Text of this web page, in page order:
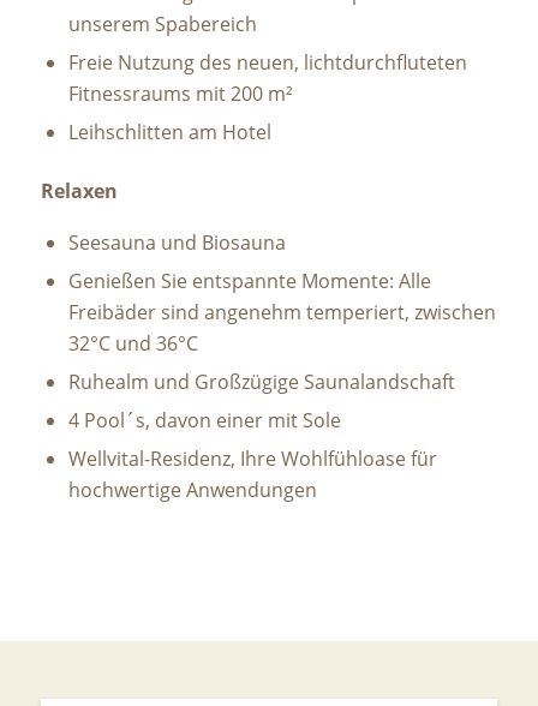
unserem Spabereich
Freie Nutzung des neuen, lichtdurchfluteten
Fitnessraums mit 200 m²
Leihschlitten am Hotel
Relaxen
Seesauna und Biosauna
Genießen Sie entspannte Momente: Alle
Freibäder sind angenehm temperiert, zwischen
32°C und 36°C
Ruhealm und Großzügige Saunalandschaft
4 Pool´s, davon einer mit Sole
Wellvital-Residenz, Ihre Wohlfühloase für
hochwertige Anwendungen